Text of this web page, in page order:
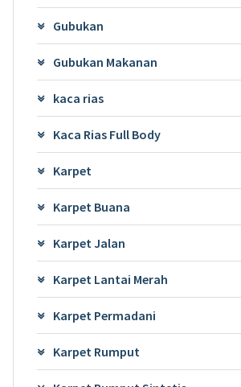
Gubukan
Gubukan Makanan
kaca rias
Kaca Rias Full Body
Karpet
Karpet Buana
Karpet Jalan
Karpet Lantai Merah
Karpet Permadani
Karpet Rumput